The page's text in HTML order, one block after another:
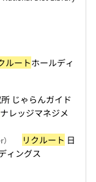
ルートホールディ
じゃらんガイド
ナレッジマネジメ
リクルート 日
ィングス